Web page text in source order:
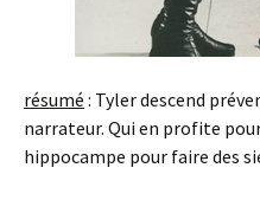
résumé : Tyler descend
narrateur. Qui en profite
hippocampe pour faire des